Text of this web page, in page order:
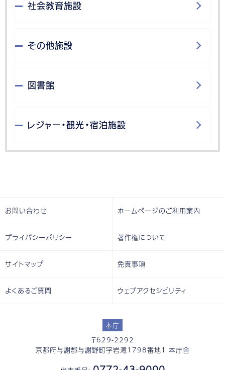
社会教育施設
その他施設
図書館
レジャー・観光・宿泊施設
本庁
〒629-2292
京都府与謝郡与謝野町字岩滝1798番地1 本庁舎
お問い合わせ ホームページのご利用案内
プライバシーポリシー 著作権について
サイトマップ 免責事項
よくあるご質問 ウェブアクセシビリティ